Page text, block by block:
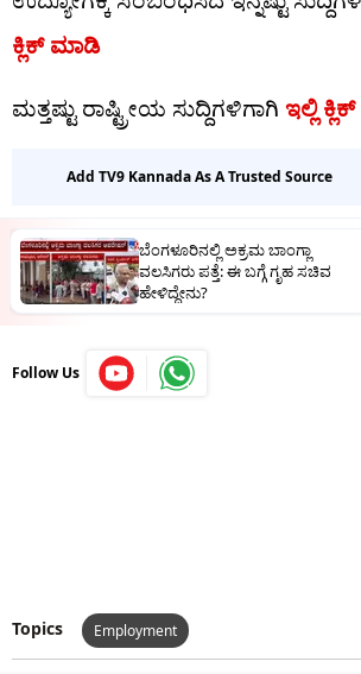
ಕ್ಲಿಕ್​ ಮಾಡಿ
ಮತ್ತಷ್ಟು ರಾಷ್ಟ್ರೀಯ ಸುದ್ದಿಗಳಿಗಾಗಿ ಇಲ್ಲಿ
Add TV9 Kannada As A Trusted Source
ಬೆಂಗಳೂರಿನಲ್ಲಿ ಅಕ್ರಮ ಬಾಂಗ್ಲಾ
ವಲಸಿಗರು ಪತ್ತೆ: ಈ ಬಗ್ಗೆ ಗೃಹ ಸಚಿವ
ಹೇಳಿದ್ದೇನು?
Follow Us
Topics Employment